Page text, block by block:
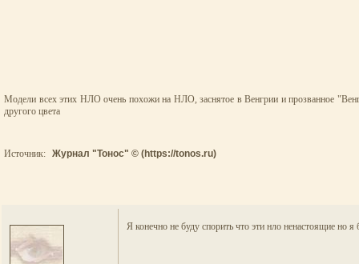
Модели всех этих НЛО очень похожи на НЛО, заснятое в Венгрии и прозванное
другого цвета
Источник: Журнал "Тонос" © (https://tonos.ru)
Я конечно не буду спорить что эти нло ненастоящие но я